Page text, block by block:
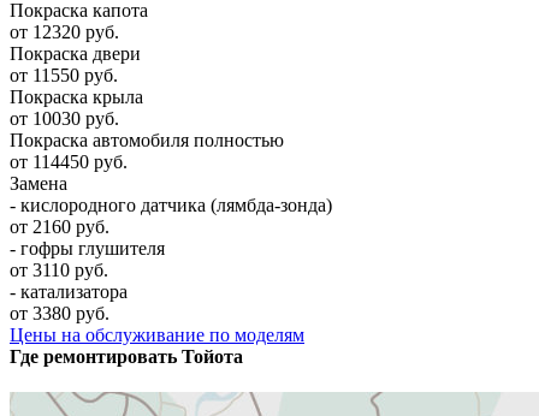
Покраска капота
от 12320 руб.
Покраска двери
от 11550 руб.
Покраска крыла
от 10030 руб.
Покраска автомобиля полностью
от 114450 руб.
Замена
- кислородного датчика (лямбда-зонда)
от 2160 руб.
- гофры глушителя
от 3110 руб.
- катализатора
от 3380 руб.
Цены на обслуживание по моделям
Где ремонтировать Тойота